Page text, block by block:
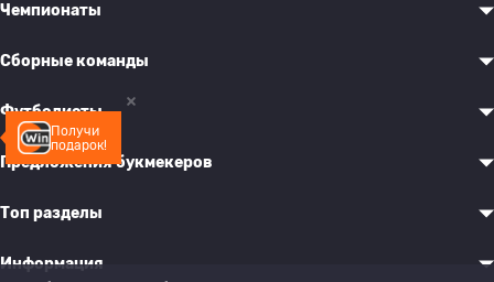
Получи
подарок!
Чемпионаты
Сборные команды
Футболисты
Предложения букмекеров
Топ разделы
Информация